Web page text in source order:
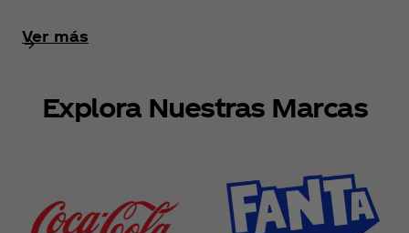
Ver más
Explora Nuestras Marcas